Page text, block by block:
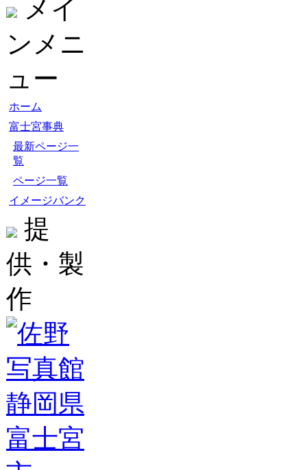
メイ
ンメニ
ュー
ホーム
富士宮事典
最新ページ一
覧
ページ一覧
イメージバンク
提
供・製
作